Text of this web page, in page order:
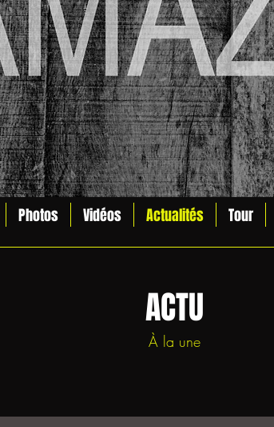
Photos Vidéos Actualités Tour
ACTU
À la une